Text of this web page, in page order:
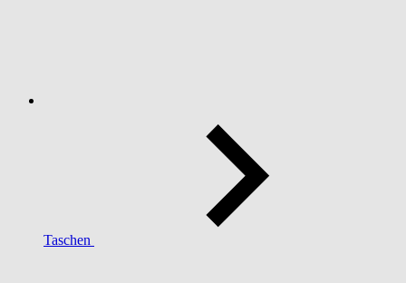
Taschen